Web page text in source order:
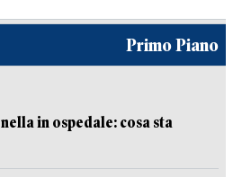
Primo Piano
in ospedale: cosa sta